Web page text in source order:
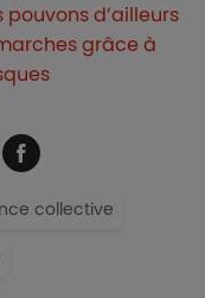
pouvons d’ailleurs
grâce à
collective